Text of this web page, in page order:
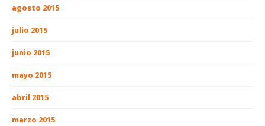
agosto 2015
julio 2015
junio 2015
mayo 2015
abril 2015
marzo 2015